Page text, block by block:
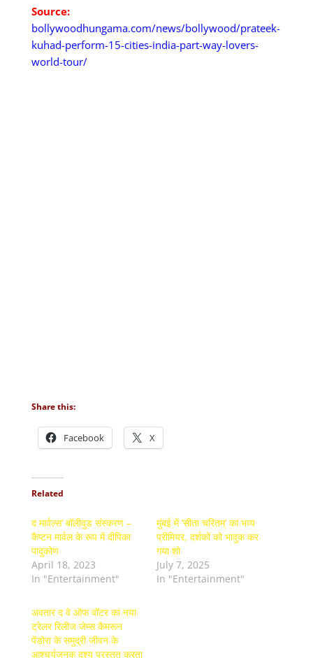
Source:
bollywoodhungama.com/news/bollywood/prateek-
kuhad-perform-15-cities-india-part-way-lovers-
world-tour/
Share this:
Facebook X
Related
द मार्वल्स’ बॉलीवुड संस्करण –
कैप्टन मार्वल के रूप में दीपिका
पादुकोण
April 18, 2023
In "Entertainment"
मुंबई में ‘सीता चरितम्’ का भव्य
प्रीमियर, दर्शकों को भावुक कर
गया शो
July 7, 2025
In "Entertainment"
अवतार द वे ऑफ वॉटर का नया
ट्रेलर रिलीज जेम्स कैमरून
पेंडोरा के समुद्री जीवन के
आश्चर्यजनक दृश्य प्रस्तुत करता